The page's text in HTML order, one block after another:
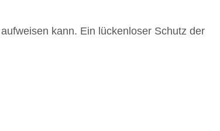
kann. Ein lückenloser Schutz der